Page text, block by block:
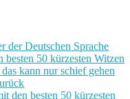
der Deutschen Sprache
50 kürzesten Witzen
kann nur schief gehen
den besten 50 kürzesten